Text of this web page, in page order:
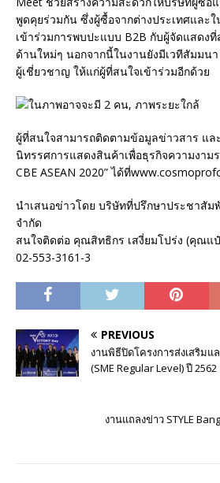
พูดคุยร่วมกัน ซึ่งผู้ซื้อจากต่างประเทศและ
เข้าร่วมการพบปะแบบ B2B กับผู้จัดแสดง
ด้านใหม่ๆ นอกจากนี้ในงานยังมีเวทีสัมมน
ผู้เชี่ยวชาญ ให้แก่ผู้ที่สนใจเข้าร่วมอีกด้วย
ผู้ที่สนใจสามารถติดตามข้อมูลข่าวสาร แล
นิทรรศการแสดงสินค้าเพื่อธุรกิจความงาม
CBE ASEAN 2020” ได้ที่
นำเสนอข่าวโดย บริษัทที่ปรึกษาประชาสั
จำกัด
สนใจติดต่อ คุณสิทธิกร เสงี่ยมโปร่ง (คุณแป๋
02-553-3161-3
PREVIOUS
งานพิธีปิดโครงการส่งเสริม
(SME Regular Level) ปี 2562
งานแถลงข่าว STYLE